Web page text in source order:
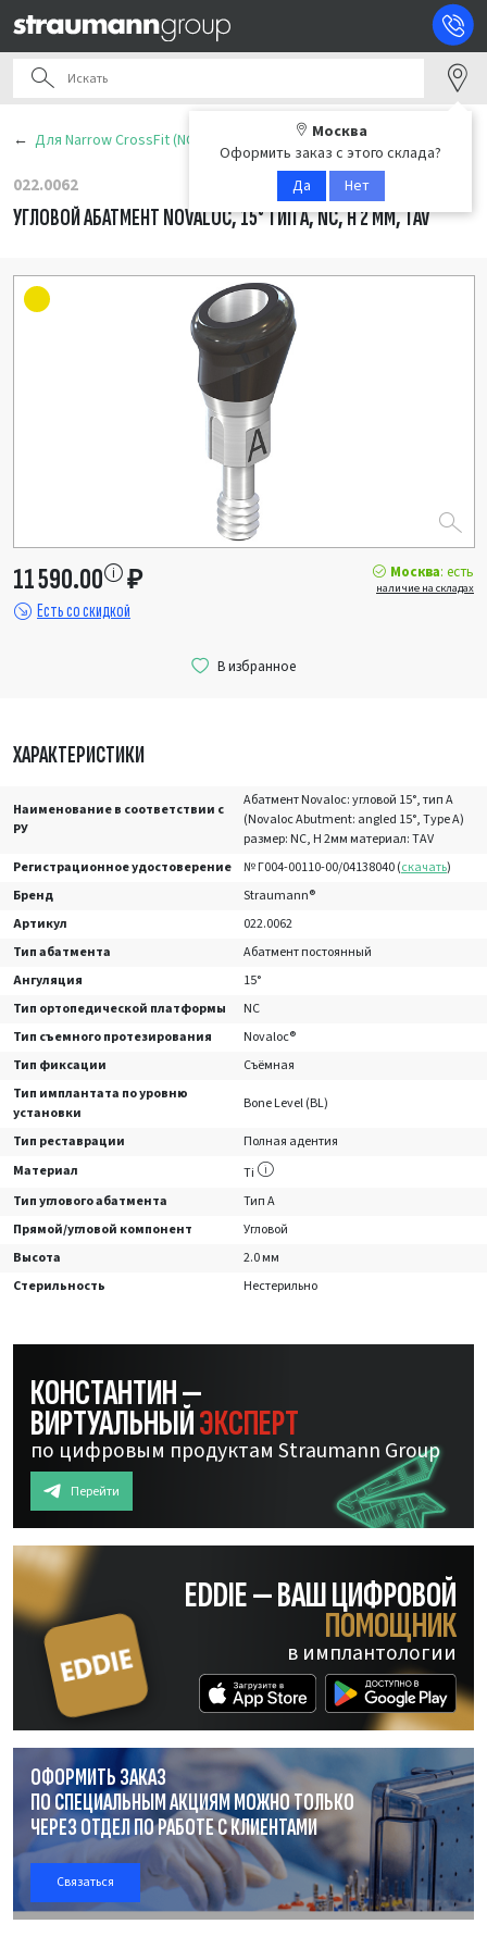
Москва
Оформить заказ с этого склада?
Да
Нет
Для Narrow CrossFit (NC)
022.0062
УГЛОВОЙ АБАТМЕНТ NOVALOC, 15° ТИП А, NC, H 2 ММ, TAV
ХАРАКТЕРИСТИКИ
Наименование в соответствии с
РУ
Абатмент Novaloc: угловой 15°, тип А
(Novaloc Abutment: angled 15°, Type A)
размер: NC, H 2мм материал: TAV
Регистрационное удостоверение
№ Г004-00110-00/04138040 (скачать)
Бренд
Straumann®
Артикул
022.0062
Тип абатмента
Абатмент постоянный
Ангуляция
15°
Тип ортопедической платформы
NC
Тип съемного протезирования
Novaloc®
Тип фиксации
Съёмная
Тип имплантата по уровню
установки
Bone Level (BL)
Тип реставрации
Полная адентия
Материал
Ti
Тип углового абатмента
Тип А
Прямой/угловой компонент
Угловой
Высота
2.0 мм
Стерильность
Нестерильно
11 590.00 ₽ Москва: есть
наличие на складах
Есть со скидкой
КОНСТАНТИН —
ВИРТУАЛЬНЫЙЭКСПЕРТ
по цифровым продуктам Straumann Group
Перейти
EDDIE — ВАШ ЦИФРОВОЙ
ПОМОЩНИК
в имплантологии
ОФОРМИТЬ ЗАКАЗ
ПО СПЕЦИАЛЬНЫМ АКЦИЯМ МОЖНО ТОЛЬКО
ЧЕРЕЗ ОТДЕЛПО РАБОТЕС КЛИЕНТАМИ
Связаться